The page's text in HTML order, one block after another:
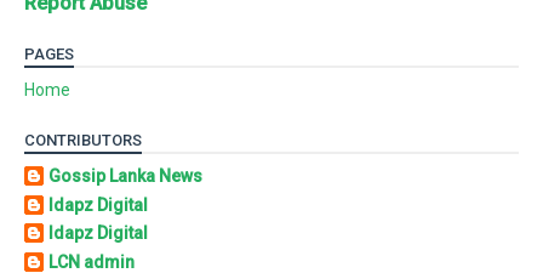
PAGES
Home
CONTRIBUTORS
Gossip Lanka News
Idapz Digital
Idapz Digital
LCN admin